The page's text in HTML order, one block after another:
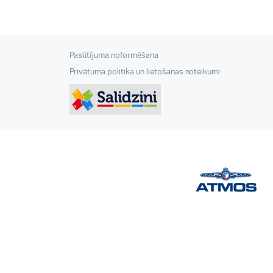
Pasūtījuma noformēšana
Privātuma politika un lietošanas noteikumi